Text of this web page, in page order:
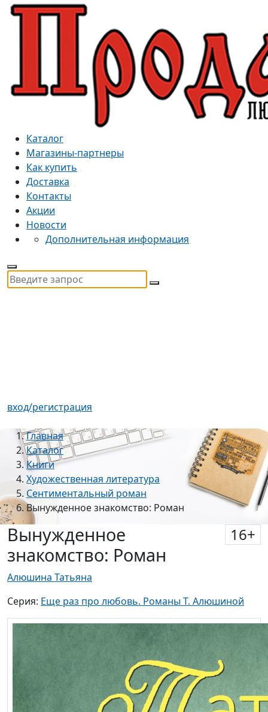
Каталог
Магазины-партнеры
Как купить
Доставка
Контакты
Акции
Новости
Дополнительная информация
вход/регистрация
Главная
Каталог
Книги
Художественная литература
Сентиментальный роман
Вынужденное знакомство: Роман
Вынужденное
знакомство: Роман
16+
Алюшина Татьяна
Серия: Еще раз про любовь. Романы Т. Алюшиной